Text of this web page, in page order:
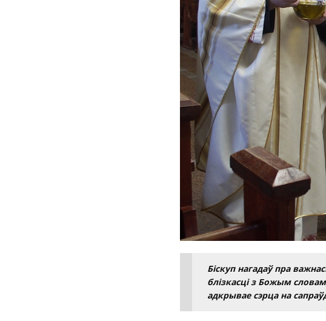
Біскуп нагадаў пра
блізкасці з Божым
адкрывае сэрца на